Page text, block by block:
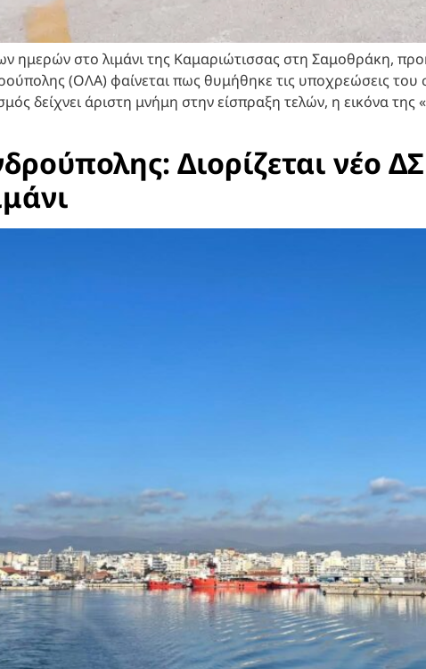
ημερών στο λιμάνι της Καμαριώτισσας στη Σαμοθράκη,
(ΟΛΑ) φαίνεται πως θυμήθηκε τις υποχρεώσεις
δείχνει άριστη μνήμη στην είσπραξη τελών, η εικόνα
Διορίζεται νέο